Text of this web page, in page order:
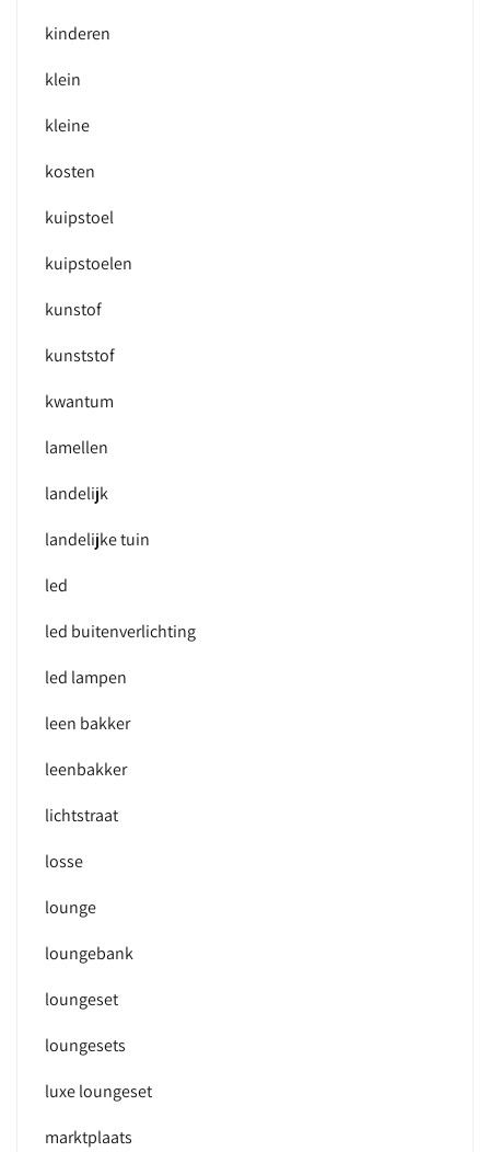
kinderen
klein
kleine
kosten
kuipstoel
kuipstoelen
kunstof
kunststof
kwantum
lamellen
landelijk
landelijke tuin
led
led buitenverlichting
led lampen
leen bakker
leenbakker
lichtstraat
losse
lounge
loungebank
loungeset
loungesets
luxe loungeset
marktplaats